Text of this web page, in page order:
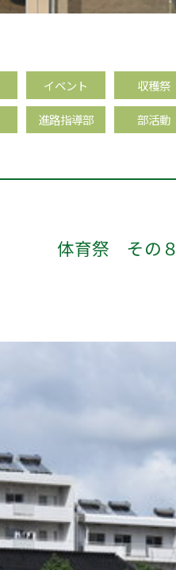
イベント 収穫祭
進路指導部 部活動
体育祭 その８